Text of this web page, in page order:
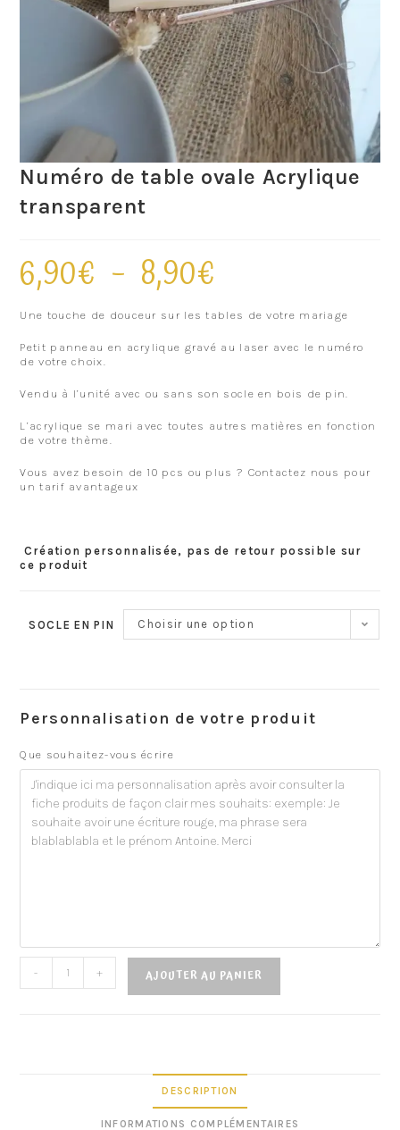
Numéro de table ovale Acrylique
transparent
6,90€ – 8,90€
Une touche de douceur sur les tables de votre mariage
Petit panneau en acrylique gravé au laser avec le numéro
de votre choix.
Vendu à l’unité avec ou sans son socle en bois de pin.
L’acrylique se mari avec toutes autres matières en fonction
de votre thème.
Vous avez besoin de 10 pcs ou plus ? Contactez nous pour
un tarif avantageux
Création personnalisée, pas de retour possible sur
ce produit
SOCLE EN PIN Choisir une option
Personnalisation de votre produit
Que souhaitez-vous écrire
- + AJOUTER AU PANIER
DESCRIPTION
INFORMATIONS COMPLÉMENTAIRES